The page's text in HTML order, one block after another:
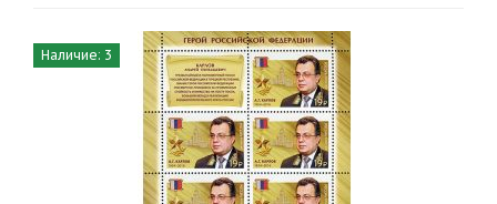
Наличие: 3